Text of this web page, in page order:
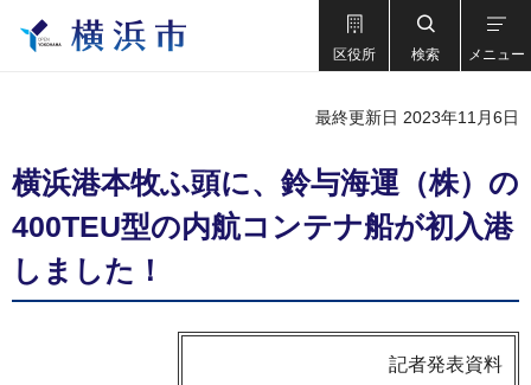
区役所 検索 メニュー
最終更新日 2023年11月6日
横浜港本牧ふ頭に、鈴与海運（株）の
400TEU型の内航コンテナ船が初入港
しました！
記者発表資料